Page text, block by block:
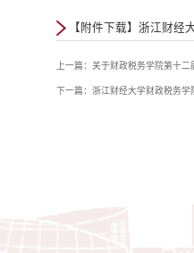
【附件下载】浙江财经
上一篇：关于财政税务学院第十
下一篇：浙江财经大学财政税务